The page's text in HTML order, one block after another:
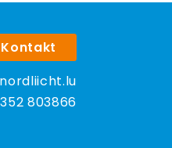
Kontakt
803866